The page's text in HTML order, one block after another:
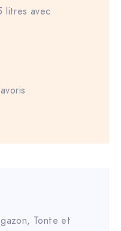
litres avec
, Tonte et